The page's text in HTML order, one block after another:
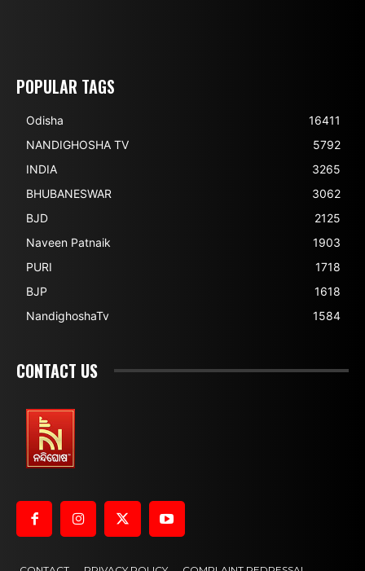
POPULAR TAGS
Odisha
16411
NANDIGHOSHA TV
5792
INDIA
3265
BHUBANESWAR
3062
BJD
2125
Naveen Patnaik
1903
PURI
1718
BJP
1618
NandighoshaTv
1584
CONTACT US